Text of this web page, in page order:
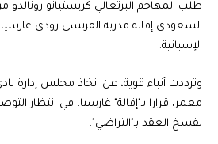
طلب المهاجم البرتغالي كريستيانو رونالدو
السعودي إقالة مدربه الفرنسي رودي
الإسبانية.
وترددت أنباء قوية، عن اتخاذ مجلس إدارة
معمر، قرارا بـ"إقالة" غارسيا، في انتظار
لفسخ العقد بـ"التراضي".